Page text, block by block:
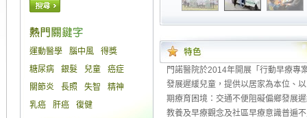
運動醫學 腦中風
得獎
糖尿病
銀髮 兒童
癌症
關節炎
長照 失智
精神
乳癌
肝癌 復健
門諾醫院於2014年開展「行動早療專
發展遲緩兒童，提供以居家為本位、
期療育困境：交通不便阻礙偏鄉發展
教養及早療觀念及社區早療意識普遍